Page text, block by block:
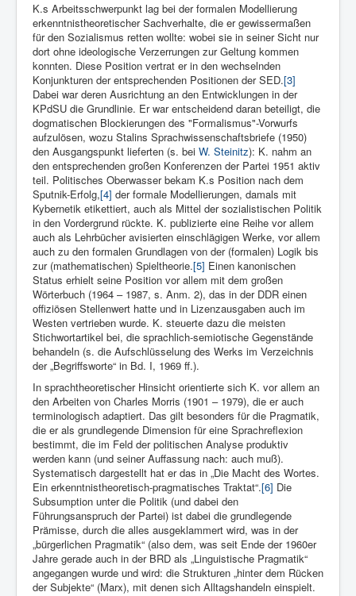
K.s Arbeitsschwerpunkt lag bei der formalen Modellierung
erkenntnistheoretischer Sachverhalte, die er gewissermaßen
für den Sozialismus retten wollte: wobei sie in seiner Sicht nur
dort ohne ideologische Verzerrungen zur Geltung kommen
konnten. Diese Position vertrat er in den wechselnden
Konjunkturen der entsprechenden Positionen der SED.[3]
Dabei war deren Ausrichtung an den Entwicklungen in der
KPdSU die Grundlinie. Er war entscheidend daran beteiligt, die
dogmatischen Blockierungen des "Formalismus"-Vorwurfs
aufzulösen, wozu Stalins Sprachwissenschaftsbriefe (1950)
den Ausgangspunkt lieferten (s. bei W. Steinitz): K. nahm an
den entsprechenden großen Konferenzen der Partei 1951 aktiv
teil. Politisches Oberwasser bekam K.s Position nach dem
Sputnik-Erfolg,[4] der formale Modellierungen, damals mit
Kybernetik etikettiert, auch als Mittel der sozialistischen Politik
in den Vordergrund rückte. K. publizierte eine Reihe vor allem
auch als Lehrbücher avisierten einschlägigen Werke, vor allem
auch zu den formalen Grundlagen von der (formalen) Logik bis
zur (mathematischen) Spieltheorie.[5] Einen kanonischen
Status erhielt seine Position vor allem mit dem großen
Wörterbuch (1964 – 1987, s. Anm. 2), das in der DDR einen
offiziösen Stellenwert hatte und in Lizenzausgaben auch im
Westen vertrieben wurde. K. steuerte dazu die meisten
Stichwortartikel bei, die sprachlich-semiotische Gegenstände
behandeln (s. die Aufschlüsselung des Werks im Verzeichnis
der „Begriffsworte“ in Bd. I, 1969 ff.).
In sprachtheoretischer Hinsicht orientierte sich K. vor allem an
den Arbeiten von Charles Morris (1901 – 1979), die er auch
terminologisch adaptiert. Das gilt besonders für die Pragmatik,
die er als grundlegende Dimension für eine Sprachreflexion
bestimmt, die im Feld der politischen Analyse produktiv
werden kann (und seiner Auffassung nach: auch muß).
Systematisch dargestellt hat er das in „Die Macht des Wortes.
Ein erkenntnistheoretisch-pragmatisches Traktat“.[6] Die
Subsumption unter die Politik (und dabei den
Führungsanspruch der Partei) ist dabei die grundlegende
Prämisse, durch die alles ausgeklammert wird, was in der
„bürgerlichen Pragmatik“ (also dem, was seit Ende der 1960er
Jahre gerade auch in der BRD als „Linguistische Pragmatik“
angegangen wurde und wird: die Strukturen „hinter dem Rücken
der Subjekte“ (Marx), mit denen sich Alltagshandeln einspielt.